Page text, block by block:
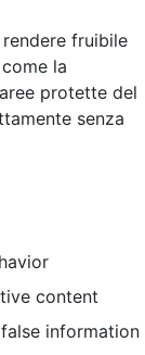
fruibile
la
protette del
senza
content
information